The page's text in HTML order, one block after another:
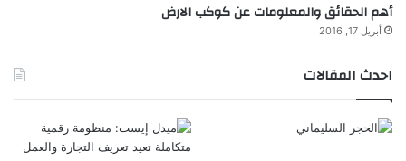
أهم الحقائق والمعلومات عن كوكب الارض
أبريل 17, 2016
احدث المقالات